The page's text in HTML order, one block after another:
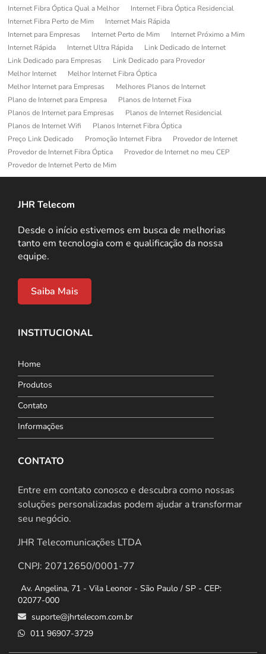
Internet Fibra Óptica Qual a Melhor
Internet Fibra Óptica Residencial
Internet Fibra Perto de Mim
Internet Mais Rápida
Internet para Empresas
Internet Perto de Mim
Internet Próximo a Mim
Internet Rápida
Internet Ultra Rápida
Link Dedicado de Internet
Link Dedicado para Empresas
Link Dedicado para Provedor
Melhor Internet
Melhor Internet Fibra Óptica
Melhor Internet para Empresas
Melhores Planos de Internet
Plano de Internet para Empresa
Planos de Internet Fixa
Planos de Internet para Empresas
Planos de Internet Residencial
Planos de Internet Wifi
Planos Internet Fibra Óptica
Preço Link Dedicado
Promoção Internet Fibra
Provedor de Internet
Provedor de Internet Fibra Óptica
Provedor de Internet no meu CEP
Provedor de Internet Perto de Mim
JHR Telecom
Desde o início estivemos em busca de melhorias
tanto em tecnologia com e qualificação da nossa
equipe.
Saiba Mais
INSTITUCIONAL
Home
Produtos
Contato
Informações
CONTATO
Entre em contato conosco e descubra como nossas
soluções personalizadas podem ajudar a transformar
seu negócio.
JHR Telecomunicações LTDA
CNPJ: 20712650/0001-77
Av. Angelina, 71 - Vila Leonor - São Paulo / SP - CEP:
02077-000
suporte@jhrtelecom.com.br
011 96907-3729